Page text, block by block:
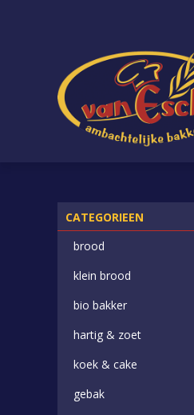
CATEGORIEEN
brood
klein brood
bio bakker
hartig & zoet
koek & cake
gebak